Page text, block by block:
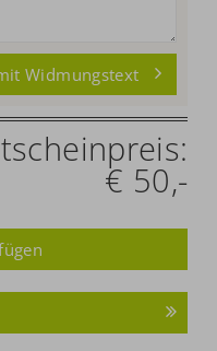
Widmungstext
€ 50,-